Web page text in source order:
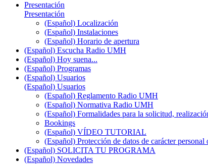
Presentación
Presentación
(Español) Localización
(Español) Instalaciones
(Español) Horario de apertura
(Español) Escucha Radio UMH
(Español) Hoy suena...
(Español) Programas
(Español) Usuarios
(Español) Usuarios
(Español) Reglamento Radio UMH
(Español) Normativa Radio UMH
(Español) Formalidades para la solicitud,
Bookings
(Español) VÍDEO TUTORIAL
(Español) Protección de datos de carácter
(Español) SOLICITA TU PROGRAMA
(Español) Novedades